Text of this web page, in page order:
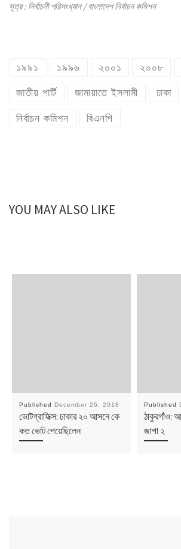
সূত্র : নির্বাচনী পরিসংখ্যান / বাংলাদেশ নির্বাচন কমিশন
১৯৯১ ১৯৯৬ ২০০১ ২০০৮
জাতীয় পার্টি জামায়াতে ইসলামী ঢাকা
নির্বাচন কমিশন বিএনপি
YOU MAY ALSO LIKE
Published December 26, 2018
ভোটগ্রাফিক্স: ঢাকার ২০ আসনে কে
কত ভোট পেয়েছিলেন
Published
ঠাকুরগাঁও:
জাপা ২